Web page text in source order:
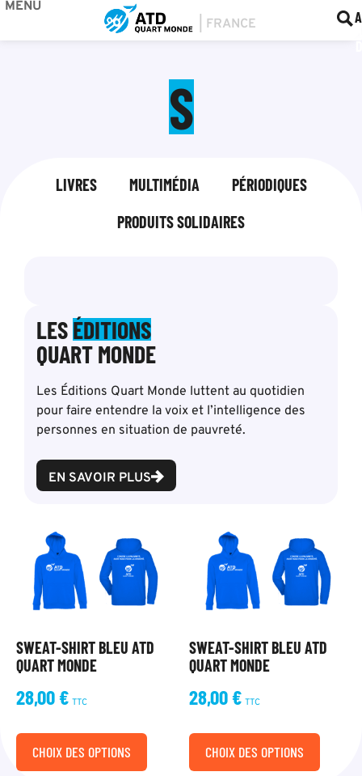
MENU
S
LIVRES MULTIMÉDIA
PÉRIODIQUES
PRODUITS SOLIDAIRES
LESÉDITIONS
QUART MONDE
Les Éditions Quart Monde luttent au quotidien
pour faire entendre la voix et l’intelligence des
personnes en situation de pauvreté.
EN SAVOIR PLUS
SWEAT-SHIRT BLEU ATD
QUART MONDE
28,00€ TTC
CHOIX DES OPTIONS
SWEAT-SHIRT BLEU ATD
QUART MONDE
28,00€ TTC
CHOIX DES OPTIONS